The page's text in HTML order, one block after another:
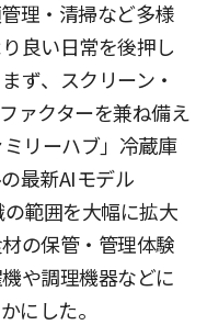
理・清掃など多様
良い日常を後押し
ず、スクリーン・
ァクターを兼ね備え
リーハブ」冷蔵庫
最新AIモデル
の範囲を大幅に拡大
の保管・管理体験
や調理機器などに
にした。